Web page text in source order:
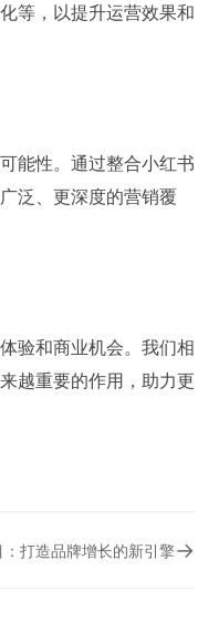
等，以提升运营效果和
能性。通过整合小红书
泛、更深度的营销覆
验和商业机会。我们相
越重要的作用，助力更
打造品牌增长的新引擎→